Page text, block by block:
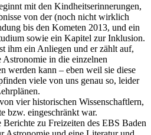
mit den Kindheitserinnerungen,
von der (noch nicht wirklich
bis den Kometen 2013, und ein
sowie ein Kapitel zur Inklusion.
ihm ein Anliegen und er zählt auf,
in die einzelnen
werden kann – eben weil sie diese
viele von uns genau so, leider
vier historischen Wissenschaftlern,
bzw. eingeschränkt war.
zu Freizeiten des EBS Baden